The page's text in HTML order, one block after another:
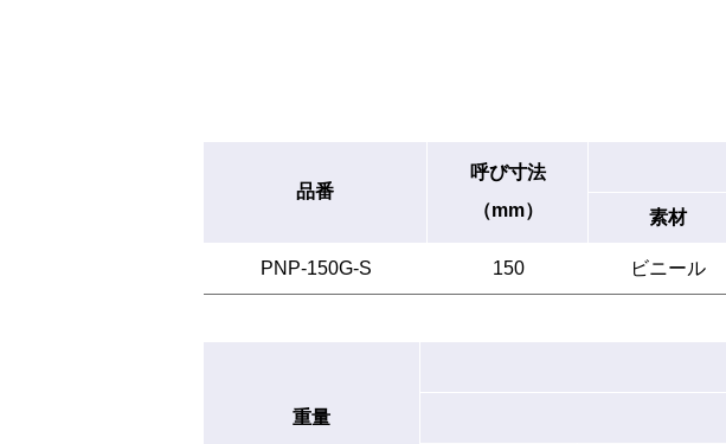
品番
呼び寸法
（mm）
素材
PNP-150G-S 150 ビニール
重量